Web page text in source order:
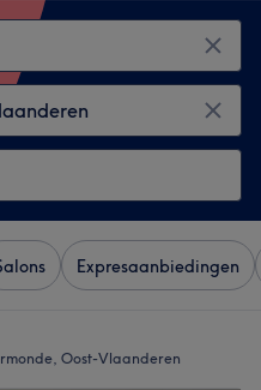
Expresaanbiedingen
Oost-Vlaanderen